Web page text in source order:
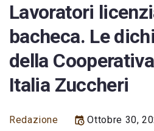
Lavoratori
bacheca. Le
della
Italia Zuccheri
Redazione Ottobre 30,